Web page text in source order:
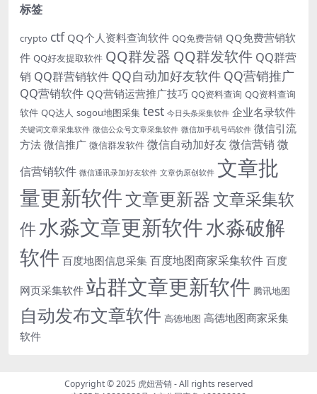
标签
crypto ctf QQ个人资料查询软件 QQ免费营销 QQ免费营销软
件 QQ好友提取软件 QQ群发器 QQ群发软件 QQ群营
销 QQ群营销软件 QQ自动加好友软件 QQ营销推广
QQ营销软件 QQ营销运营推广技巧 QQ资料查询 QQ资料查询
软件 QQ达人 sogou地图采集 test 今日头条采集软件 企业名录软件
关键词文章采集软件 微信公众号文章采集软件 微信加手机号码软件 微信引流
方法 微信推广 微信群发软件 微信自动加好友 微信营销 微
信营销软件 微信通讯录加好友软件 文章伪原创软件 文章批
量更新软件文章更新器文章采集软
件水淼文章更新软件水淼破解
软件 百度地图信息采集 百度地图商家采集软件 百度
网页采集软件 站群文章更新软件 腾讯地图
自动发布文章软件 高德地图 高德地图商家采集
软件
Copyright © 2025 虎妞营销- All rights reserved